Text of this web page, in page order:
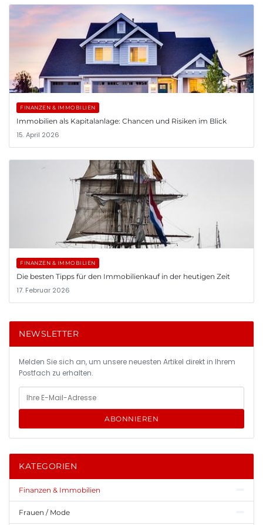
FINANZEN & IMMOBILIEN
Immobilien als Kapitalanlage: Chancen und Risiken im Blick
15. April 2026
FINANZEN & IMMOBILIEN
Die besten Tipps für den Immobilienkauf in der heutigen Zeit
17. Februar 2026
NEWSLETTER
Melden Sie sich an, um unsere neuesten Artikel direkt in Ihrem
Postfach zu erhalten.
ABONNIEREN
KATEGORIEN
Finanzen & Immobilien
Frauen / Mode